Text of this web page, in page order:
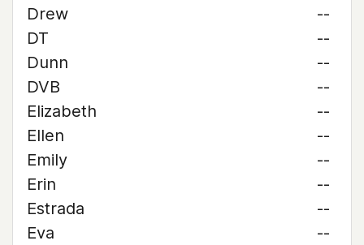
Drew
--
DT
--
Dunn
--
DVB
--
Elizabeth
--
Ellen
--
Emily
--
Erin
--
Estrada
--
Eva
--